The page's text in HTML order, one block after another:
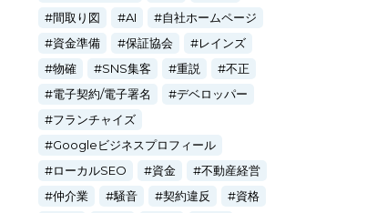
間取り図
AI
自社ホームページ
資金準備
保証協会
レインズ
物確
SNS集客 重説
不正
電子契約/電子署名
デベロッパー
フランチャイズ
Googleビジネスプロフィール
ローカルSEO
資金
不動産経営
仲介業
騒音 契約違反
資格